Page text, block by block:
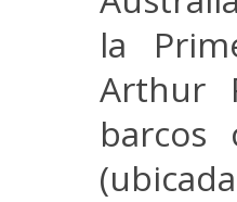
la
Arthur
barcos